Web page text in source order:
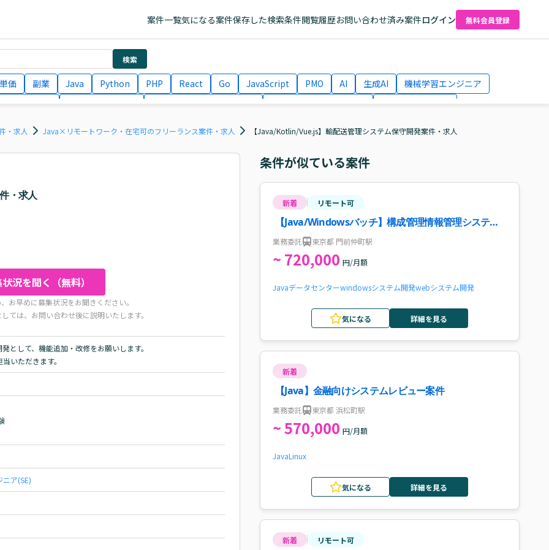
案件一覧気になる案件保存した検索条件閲覧履歴お問い合わせ済み案件ログイン 無料会員登録
検索
価 副業 Java Python PHP React Go JavaScript PMO AI 生成AI
機械学習エンジニア
月収100万円 業務委託
・求人 Java×リモートワーク・在宅可のフリーランス案件・求人 【Java/Kotlin/Vue.js】輸配送管理システム保守開発案件・求人
・求人
況を聞く（無料）
お早めに募集状況をお聞きください。
ては、お問い合わせ後に説明いたします。
として、機能追加・改修をお願いします。
いただきます。
ア(SE)
条件が似ている案件
新着 リモート可
【Java/Windowsバッチ】構成管理情報管理システム
の更改支援案件・求人
業務委託 東京都 門前仲町駅
~ 720,000 円/月額
Javaデータセンターwindowsシステム開発webシステム開発
気になる 詳細を見る
新着
【Java】金融向けシステムレビュー案件
業務委託 東京都 浜松町駅
~ 570,000 円/月額
JavaLinux
気になる 詳細を見る
新着 リモート可